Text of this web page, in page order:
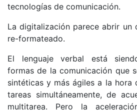
tecnologías de comunicación.
La digitalización parece abrir un
re-formateado.
El lenguaje verbal está
formas de la comunicación que
sintéticas y más ágiles a la hora
tareas simultáneamente, de
multitarea. Pero la